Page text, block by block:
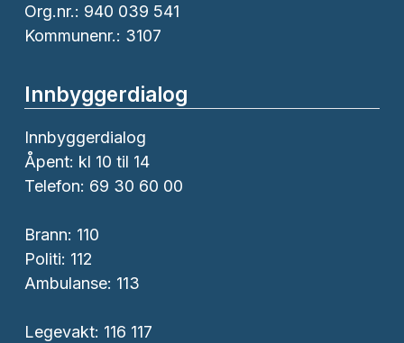
Org.nr.: 940 039 541
Kommunenr.: 3107
Innbyggerdialog
Innbyggerdialog
Åpent: kl 10 til 14
Telefon: 69 30 60 00
Brann: 110
Politi: 112
Ambulanse: 113
Legevakt: 116 117